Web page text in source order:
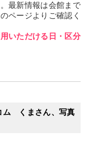
最新情報は会館まで
のページよりご確認く
いただける日・区分
ム くまさん、写真